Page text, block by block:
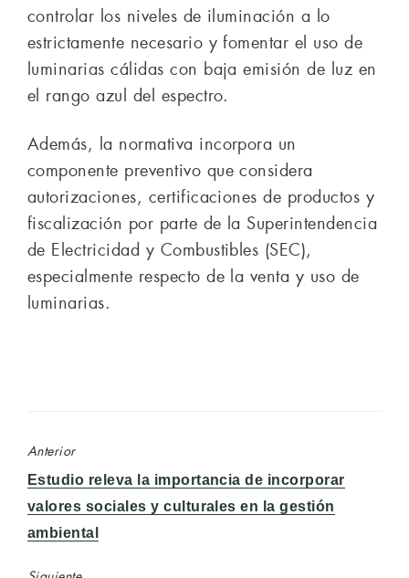
controlar los niveles de iluminación a lo
estrictamente necesario y fomentar el uso de
luminarias cálidas con baja emisión de luz en
el rango azul del espectro.
Además, la normativa incorpora un
componente preventivo que considera
autorizaciones, certificaciones de productos y
fiscalización por parte de la Superintendencia
de Electricidad y Combustibles (SEC),
especialmente respecto de la venta y uso de
luminarias.
Anterior
Entrada
anterior:
Estudio releva la importancia de incorporar
valores sociales y culturales en la gestión
ambiental